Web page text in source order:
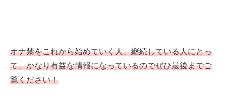
オナ禁をこれから始めていく人、継続している人にとっ
て、かなり有益な情報になっているのでぜひ最後までご
覧ください！